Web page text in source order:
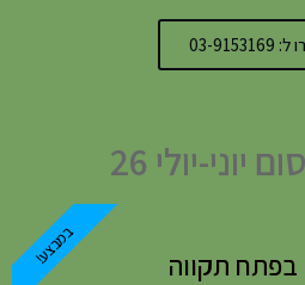
יוני-יולי 26
בפתח תקווה במבצע!